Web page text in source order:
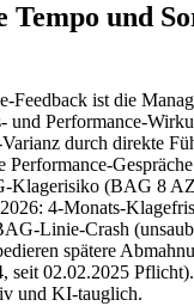
Tempo und
Feedback ist die
und Performance-
durch direkte
Performance-
Klagerisiko (BAG 8
4-Monats-
Linie-Crash
spätere
seit 02.02.2025
und KI-tauglich.